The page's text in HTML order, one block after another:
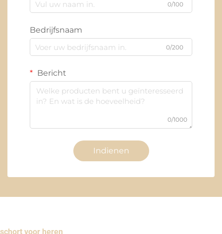
0/100
Bedrijfsnaam
0/200
Bericht
0/1000
Indienen
schort voor heren